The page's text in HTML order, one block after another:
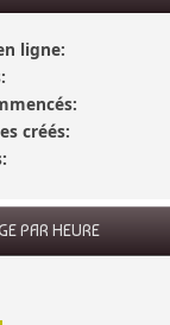
ligne:
créés:
PAR HEURE